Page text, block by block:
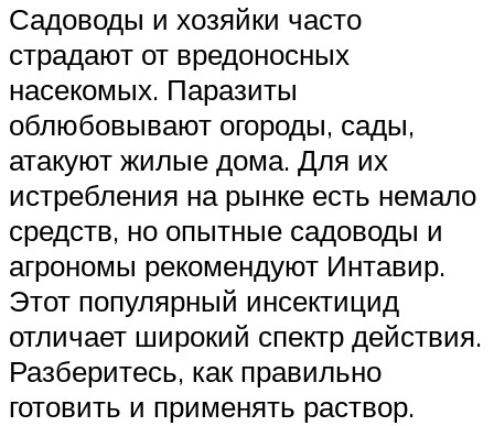
Садоводы и хозяйки часто
страдают от вредоносных
насекомых. Паразиты
облюбовывают огороды, сады,
атакуют жилые дома. Для их
истребления на рынке есть немало
средств, но опытные садоводы и
агрономы рекомендуют Интавир.
Этот популярный инсектицид
отличает широкий спектр действия.
Разберитесь, как правильно
готовить и применять раствор.